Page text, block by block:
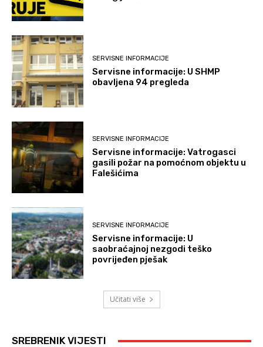
SERVISNE INFORMACIJE
Servisne informacije: U SHMP
obavljena 94 pregleda
SERVISNE INFORMACIJE
Servisne informacije: Vatrogasci
gasili požar na pomoćnom objektu u
Falešićima
SERVISNE INFORMACIJE
Servisne informacije: U
saobraćajnoj nezgodi teško
povrijeđen pješak
Učitati više
SREBRENIK VIJESTI